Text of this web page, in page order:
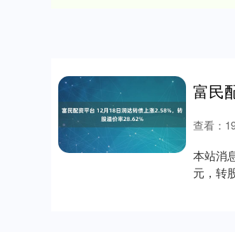
查看：
本站消
元，转